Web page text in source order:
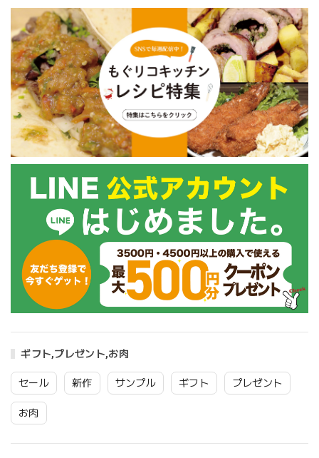
ギフト,プレゼント,お肉
セール 新作 サンプル ギフト プレゼント
お肉